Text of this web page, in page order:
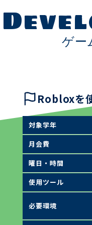
ゲー
Robloxを
対象学年
月会費
曜日・時間
使用ツール
必要環境